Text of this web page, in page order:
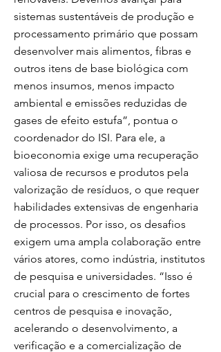
sistemas sustentáveis de produção e
processamento primário que possam
desenvolver mais alimentos, fibras e
outros itens de base biológica com
menos insumos, menos impacto
ambiental e emissões reduzidas de
gases de efeito estufa”, pontua o
coordenador do ISI. Para ele, a
bioeconomia exige uma recuperação
valiosa de recursos e produtos pela
valorização de resíduos, o que requer
habilidades extensivas de engenharia
de processos. Por isso, os desafios
exigem uma ampla colaboração entre
vários atores, como indústria, institutos
de pesquisa e universidades. “Isso é
crucial para o crescimento de fortes
centros de pesquisa e inovação,
acelerando o desenvolvimento, a
verificação e a comercialização de